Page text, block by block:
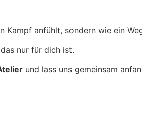
Kampf anfühlt, sondern wie ein
nur für dich ist.
und lass uns gemeinsam